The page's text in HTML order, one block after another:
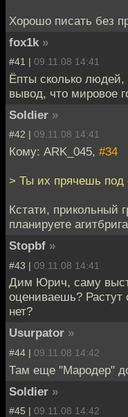
Хорошо писать без
fox1k »
#41 | 09.11.08 14:41
Ёпты сколько людей,
вывод, что мировое
Soldier »
#42 | 09.11.08 14:41
Кому: ARK_045, #34
> Ты их прячешь под
Кстати, прикольный
планируете
Stopbf »
#43 | 09.11.08 14:41
Дим Юрич, саму
оцениваешь? Растут
нет?
Usurpator »
#44 | 09.11.08 14:42
Там еще "Мародер"
Soldier »
#45 | 09.11.08 14:42